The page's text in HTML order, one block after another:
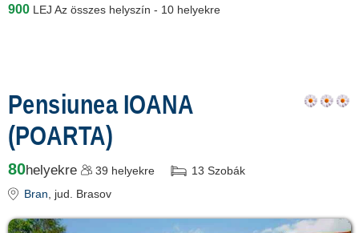
900 LEJ Az összes helyszín - 10 helyekre
Pensiunea IOANA
(POARTA)
80helyekre 39 helyekre 13 Szobák
Bran , jud. Brasov